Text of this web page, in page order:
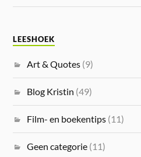
LEESHOEK
Art & Quotes (9)
Blog Kristin (49)
Film- en boekentips (11)
Geen categorie (11)